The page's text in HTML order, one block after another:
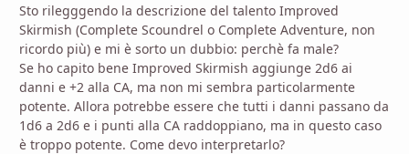
Sto rilegggendo la descrizione del talento Improved
Skirmish (Complete Scoundrel o Complete Adventure, non
ricordo più) e mi è sorto un dubbio: perchè fa male?
Se ho capito bene Improved Skirmish aggiunge 2d6 ai
danni e +2 alla CA, ma non mi sembra particolarmente
potente. Allora potrebbe essere che tutti i danni passano da
1d6 a 2d6 e i punti alla CA raddoppiano, ma in questo caso
è troppo potente. Come devo interpretarlo?